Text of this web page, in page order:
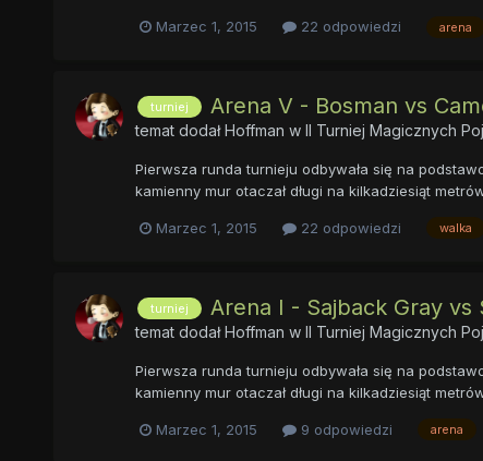
Marzec 1, 2015 22 odpowiedzi arena
turniej Arena V - Bosman vs
temat dodałHoffman w II Turniej Magicznych
Pierwsza runda turnieju odbywała się na
kamienny mur otaczał długi na kilkadziesiąt
Marzec 1, 2015 22 odpowiedzi walka
turniej Arena I - Sajback Gray vs
temat dodałHoffman w II Turniej Magicznych
Pierwsza runda turnieju odbywała się na
kamienny mur otaczał długi na kilkadziesiąt
Marzec 1, 2015 9 odpowiedzi arena